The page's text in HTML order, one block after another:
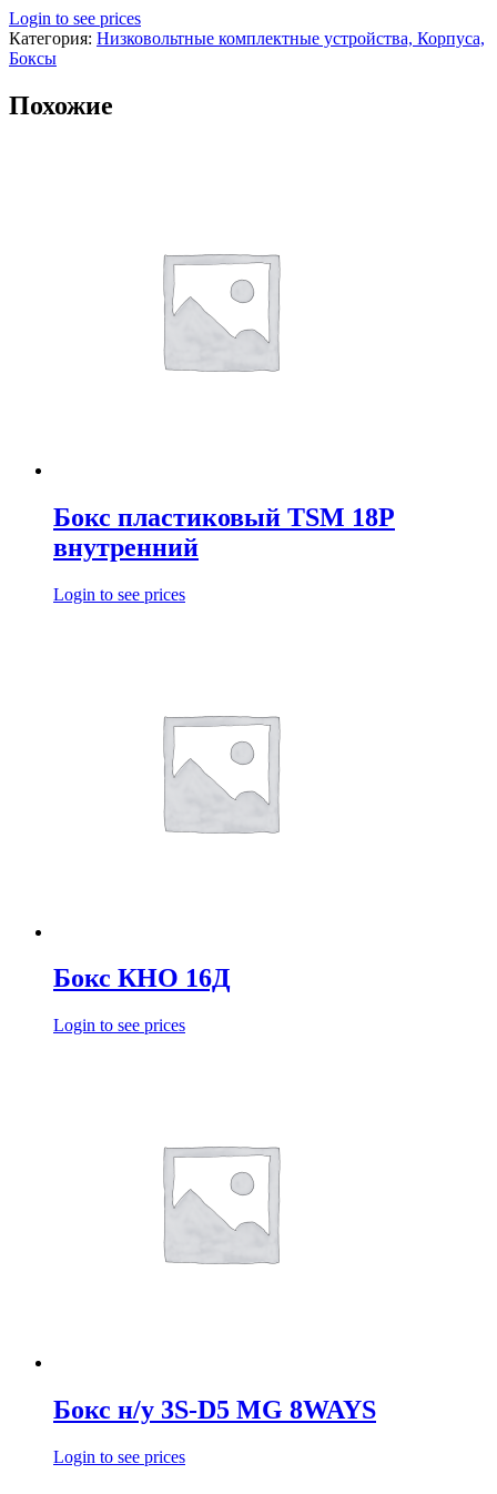
Login to see prices
Категория: Низковольтные комплектные устройства, Корпуса,
Боксы
Похожие
Бокс пластиковый TSM 18P
внутренний
Login to see prices
Бокс КНО 16Д
Login to see prices
Бокс н/у 3S-D5 MG 8WAYS
Login to see prices